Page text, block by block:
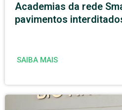
Academias da rede
pavimentos
SAIBA MAIS